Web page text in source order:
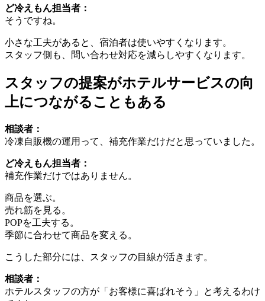
ど冷えもん担当者：
そうですね。
小さな工夫があると、宿泊者は使いやすくなります。
スタッフ側も、問い合わせ対応を減らしやすくなります。
スタッフの提案がホテルサービスの向
上につながることもある
相談者：
冷凍自販機の運用って、補充作業だけだと思っていました。
ど冷えもん担当者：
補充作業だけではありません。
商品を選ぶ。
売れ筋を見る。
POPを工夫する。
季節に合わせて商品を変える。
こうした部分には、スタッフの目線が活きます。
相談者：
ホテルスタッフの方が「お客様に喜ばれそう」と考えるわけ